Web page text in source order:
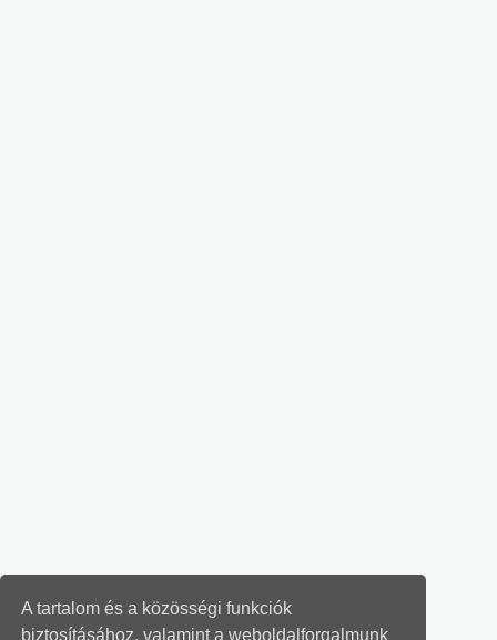
A tartalom és a közösségi funkciók
biztosításához, valamint a weboldalforgalmunk